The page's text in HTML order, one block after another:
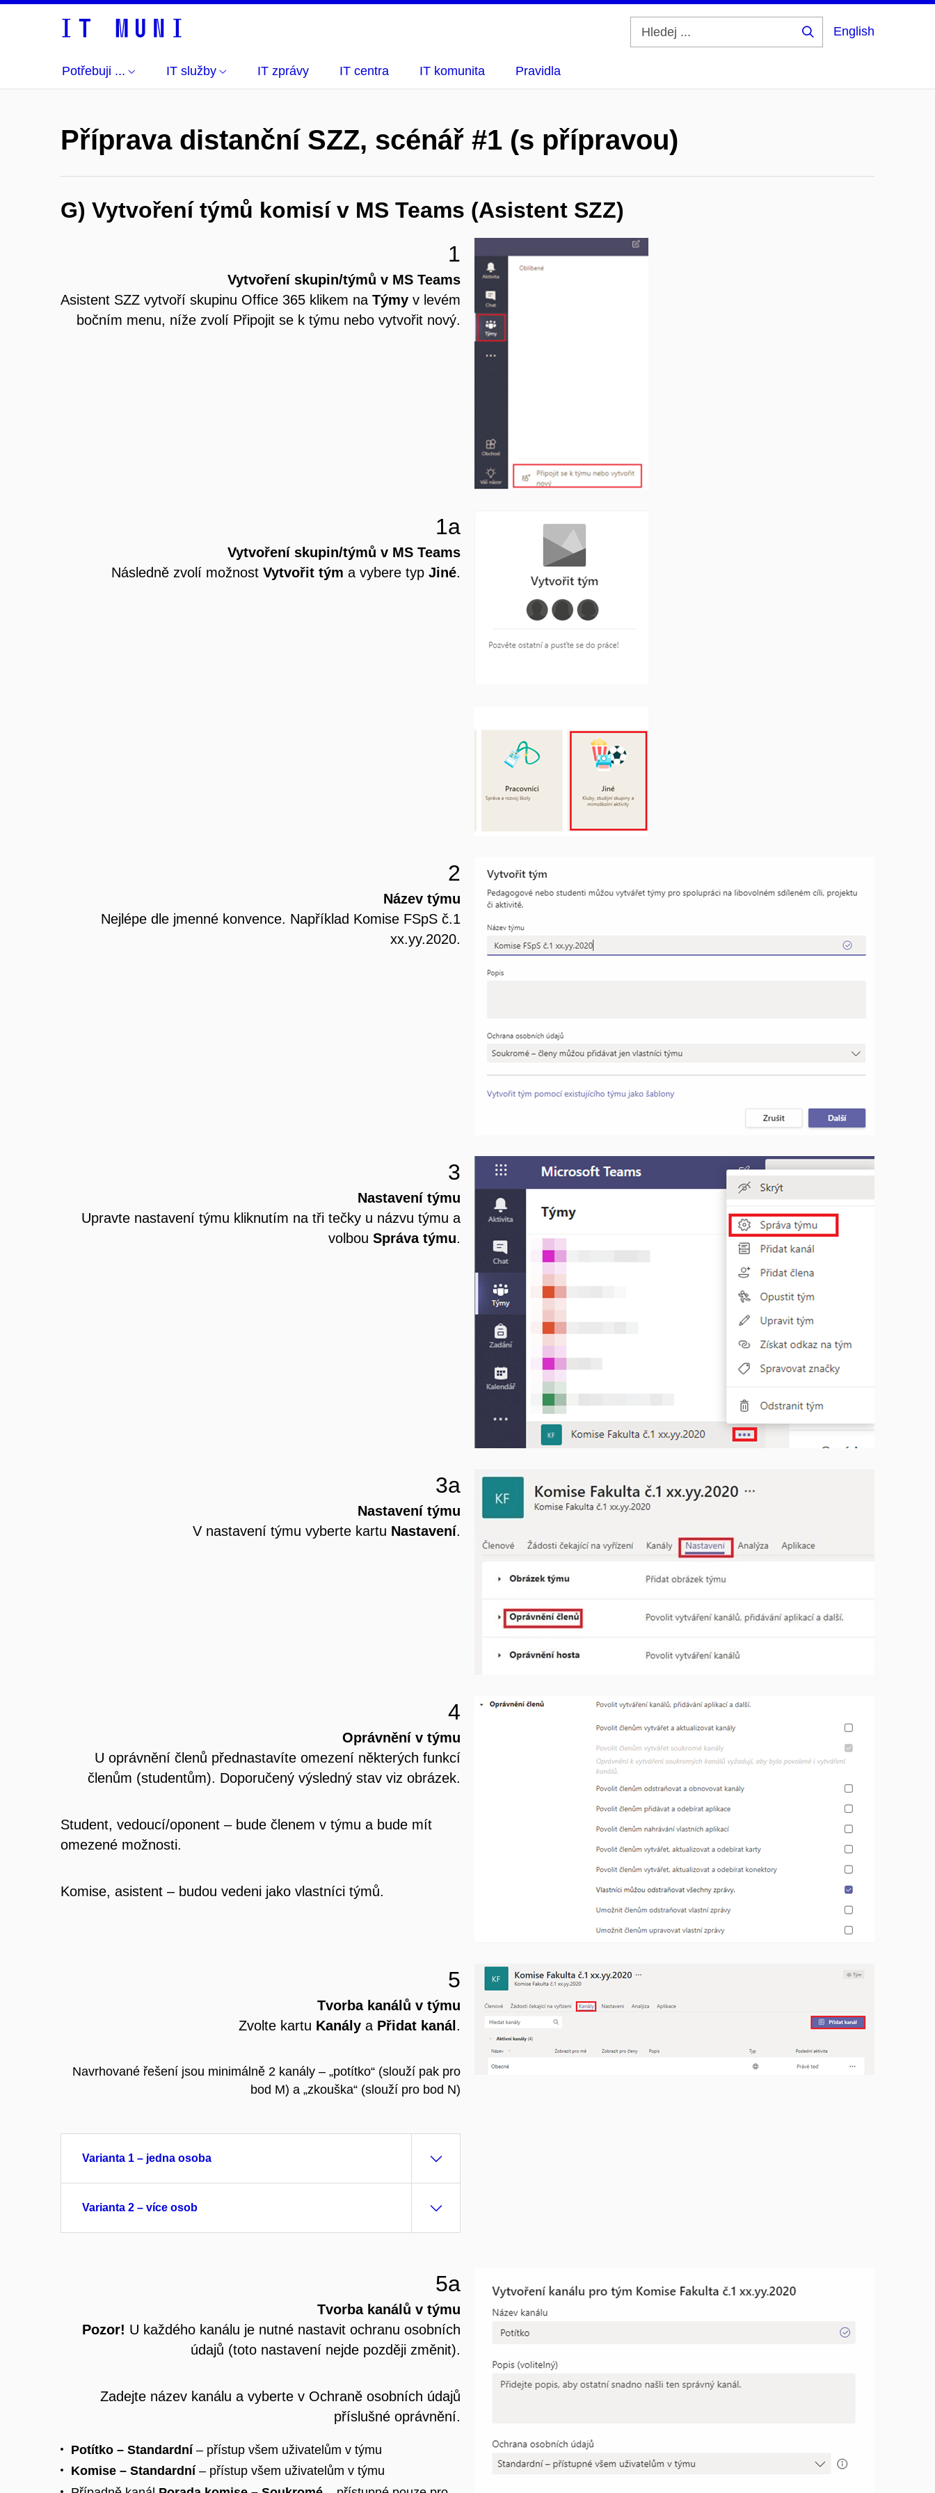
English
Potřebuji ... IT služby IT zprávy IT centra IT komunita Pravidla
Příprava distanční SZZ, scénář #1 (s přípravou)
G) Vytvoření týmů komisí v MS Teams (Asistent SZZ)
1
Vytvoření skupin/týmů v MS Teams
Asistent SZZ vytvoří skupinu Office 365 klikem na Týmy v levém
bočním menu, níže zvolí Připojit se k týmu nebo vytvořit nový.
1a
Vytvoření skupin/týmů v MS Teams
Následně zvolí možnost Vytvořit tým a vybere typ Jiné.
2
Název týmu
Nejlépe dle jmenné konvence. Například Komise FSpS č.1
xx.yy.2020.
3
Nastavení týmu
Upravte nastavení týmu kliknutím na tři tečky u názvu týmu a
volbou Správa týmu.
3a
Nastavení týmu
V nastavení týmu vyberte kartu Nastavení.
4
Oprávnění v týmu
U oprávnění členů přednastavíte omezení některých funkcí
členům (studentům). Doporučený výsledný stav viz obrázek.
Student, vedoucí/oponent – bude členem v týmu a bude mít
omezené možnosti.
Komise, asistent – budou vedeni jako vlastníci týmů.
5
Tvorba kanálů v týmu
Zvolte kartu Kanály a Přidat kanál .
Navrhované řešení jsou minimálně 2 kanály – „potítko“ (slouží pak pro
bod M) a „zkouška“ (slouží pro bod N)
Varianta 1 – jedna osoba
Varianta 2 – více osob
5a
Tvorba kanálů v týmu
Pozor! U každého kanálu je nutné nastavit ochranu osobních
údajů (toto nastavení nejde později změnit).
Zadejte název kanálu a vyberte v Ochraně osobních údajů
příslušné oprávnění.
Potítko – Standardní– přístup všem uživatelům v týmu
Komise – Standardní – přístup všem uživatelům v týmu